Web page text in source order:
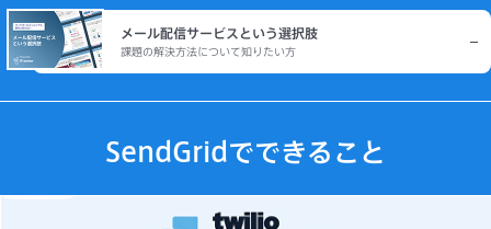
メール配信サービスという選択肢
課題の解決方法について知りたい方
SendGridでできること